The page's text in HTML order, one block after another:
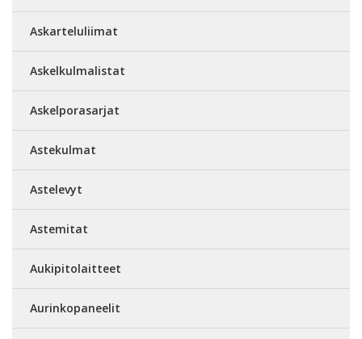
Askarteluliimat
Askelkulmalistat
Askelporasarjat
Astekulmat
Astelevyt
Astemitat
Aukipitolaitteet
Aurinkopaneelit